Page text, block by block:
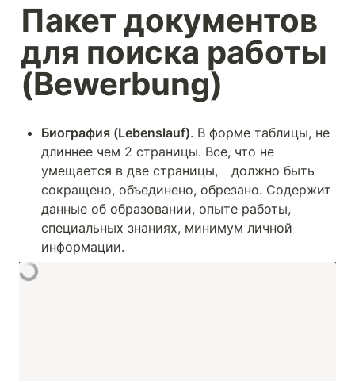
Пакет документов
для поиска работы
(Bewerbung)
Биография (Lebenslauf). В форме таблицы, не
длиннее чем 2 страницы. Все, что не
умещается в две страницы,	должно быть
сокращено, объединено, обрезано. Содержит
данные об образовании, опыте работы,
специальных знаниях, минимум личной